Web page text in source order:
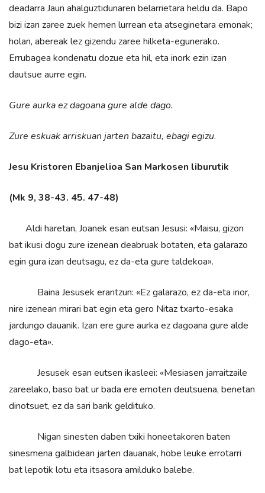
deadarra Jaun ahalguztidunaren belarrietara heldu da. Bapo
bizi izan zaree zuek hemen lurrean eta atseginetara emonak;
holan, abereak lez gizendu zaree hilketa-egunerako.
Errubagea kondenatu dozue eta hil, eta inork ezin izan
dautsue aurre egin.
Gure aurka ez dagoana gure alde dago.
Zure eskuak arriskuan jarten bazaitu, ebagi egizu.
Jesu Kristoren Ebanjelioa San Markosen liburutik
(Mk 9, 38-43. 45. 47-48)
Aldi haretan, Joanek esan eutsan Jesusi: «Maisu, gizon
bat ikusi dogu zure izenean deabruak botaten, eta galarazo
egin gura izan deutsagu, ez da-eta gure taldekoa».
Baina Jesusek erantzun: «Ez galarazo, ez da-eta inor,
nire izenean mirari bat egin eta gero Nitaz txarto-esaka
jardungo dauanik. Izan ere gure aurka ez dagoana gure alde
dago-eta».
Jesusek esan eutsen ikasleei: «Mesiasen jarraitzaile
zareelako, baso bat ur bada ere emoten deutsuena, benetan
dinotsuet, ez da sari barik geldituko.
Nigan sinesten daben txiki honeetakoren baten
sinesmena galbidean jarten dauanak, hobe leuke errotarri
bat lepotik lotu eta itsasora amilduko balebe.